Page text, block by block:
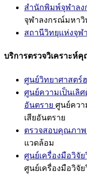
สำนักพิมพ์จุฬาล
จุฬาลงกรณ์มหาวิ
สถานีวิทยุแห่งจุฬ
บริการตรวจวิเคราะห์
ศูนย์วิทยาศาสตร์
ศูนย์ความเป็นเลิ
อันตราย ศูนย์ควา
เสียอันตราย
ตรวจสอบคุณภาพ
แวดล้อม
ศูนย์เครื่องมือวิจั
ศูนย์เครื่องมือวิจั